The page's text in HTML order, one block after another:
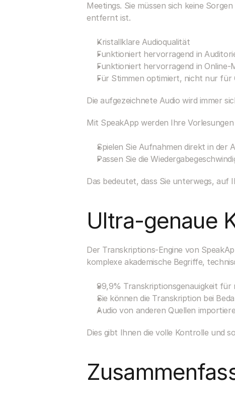
Meetings. Sie müssen sich keine
entfernt ist.
Kristallklare Audioqualität
Funktioniert hervorragend in
Funktioniert hervorragend in Online-
Für Stimmen optimiert, nicht nur für
Die aufgezeichnete Audio wird immer
Mit SpeakApp werden Ihre
Spielen Sie Aufnahmen direkt in der
Passen Sie die
Das bedeutet, dass Sie unterwegs, auf
Ultra-genaue
Der Transkriptions-Engine von
komplexe akademische Begriffe,
99,9% Transkriptionsgenauigkeit für
Sie können die Transkription bei
Audio von anderen Quellen
Dies gibt Ihnen die volle Kontrolle und